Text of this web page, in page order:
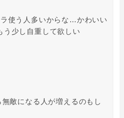
使う人多いからな…かわいい
う少し自重して欲しい
無敵になる人が増えるのもし